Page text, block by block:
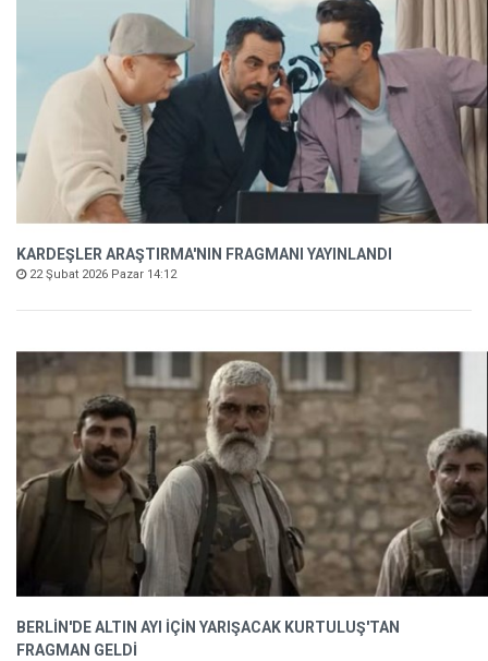
KARDEŞLER ARAŞTIRMA'NIN FRAGMANI YAYINLANDI
22 Şubat 2026 Pazar 14:12
BERLİN'DE ALTIN AYI İÇİN YARIŞACAK KURTULUŞ'TAN
FRAGMAN GELDİ